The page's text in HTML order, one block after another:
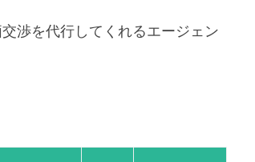
渉を代行してくれるエージェン